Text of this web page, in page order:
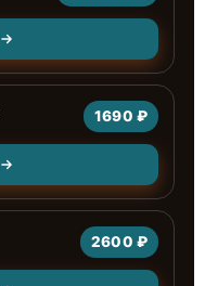
1690 ₽
2600 ₽